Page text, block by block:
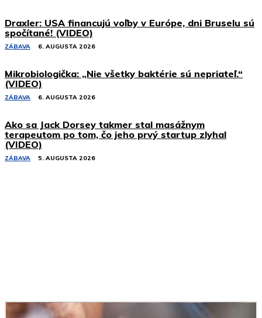
Draxler: USA financujú voľby v Európe, dni Bruselu sú
spočítané! (VIDEO)
ZÁBAVA 6. AUGUSTA 2026
Mikrobiologička: „Nie všetky baktérie sú nepriateľ.“
(VIDEO)
ZÁBAVA 6. AUGUSTA 2026
Ako sa Jack Dorsey takmer stal masážnym
terapeutom po tom, čo jeho prvý startup zlyhal
(VIDEO)
ZÁBAVA 5. AUGUSTA 2026